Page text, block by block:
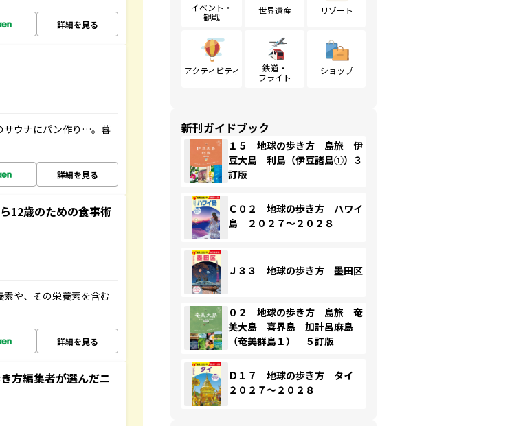
詳細を見る
サウナにパン作り…。暮
詳細を見る
12歳のための食事術
素や、その栄養素を含む
詳細を見る
編集者が選んだニ
イベント・
観戦
世界遺産 リゾート
アクティビティ
鉄道・
フライト
ショップ
新刊ガイドブック
１５ 地球の歩き方 島旅 伊
豆大島 利島（伊豆諸島①）３
訂版
Ｃ０２ 地球の歩き方 ハワイ
島 ２０２７～２０２８
Ｊ３３ 地球の歩き方 墨田区
０２ 地球の歩き方 島旅 奄
美大島 喜界島 加計呂麻島
（奄美群島１） ５訂版
Ｄ１７ 地球の歩き方 タイ
２０２７～２０２８